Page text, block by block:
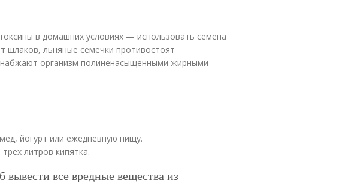
в домашних условиях — использовать семена
льняные семечки противостоят
организм полиненасыщенными жирными
йогурт или ежедневную пищу.
литров кипятка.
все вредные вещества из